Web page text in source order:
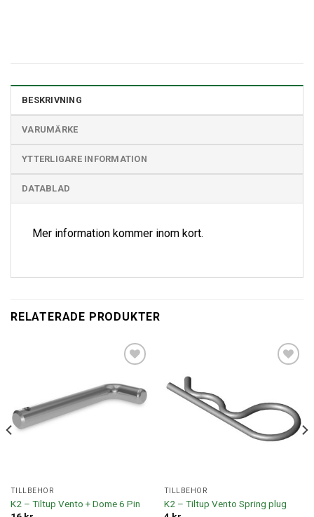
BESKRIVNING
VARUMÄRKE
YTTERLIGARE INFORMATION
DATABLAD
Mer information kommer inom kort.
RELATERADE PRODUKTER
offertlista
TILLBEHÖR
K2 – Tiltup Vento + Dome 6 Pin
TILLBEHÖR
K2 – Tiltup Vento Spring plug